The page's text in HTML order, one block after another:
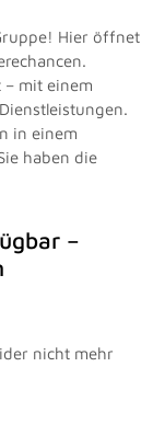
Hier öffnet
– mit einem
in einem
haben die
–
nicht mehr